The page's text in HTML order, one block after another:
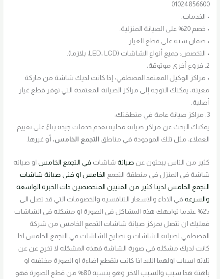
01024856600
• الخدمات:
• خصم 20% على الصيانة المنزلية.
• ضمان سنة على قطع الغيار.
• التخصص: جميع أنواع الشاشات (LED، LCD، بلازما).
2. فروع أخرى موثوقة:
• مراكز الوكيل المعتمد المصطفي: إذا كانت لديك شاشة من ماركة
معينة، يمكنك التوجه إلى مراكز الصيانة المعتمدة التي توفر قطع غيار
أصلية.
3. مراكز صيانة عامة في منطقتك:
يمكنك البحث عن مراكز صيانة محلية تقدم خدمات جيدة بناءً على تقييم
العملاء، مثل تلك الموجودة في مناطق التجمع الخامس، أو غيرها.
كثير من الناس يبحثون عن صيانة شاشات في التجمع الخامس او صيانه
شاشة في المنزل في منطقة التجمع الخامس او فني صيانة شاشات
التجمع الخامس لدينا كثير من الفنيين المتخصصين ذات الخبره الواسعه
والسرعه في الاداء والاسعار التنافسيه والخصومات التي قد تصل الى
25% عندما تواجهك هذه المشاكل في الصورة او مشكله في الشاشات
فعليك ان تتصل بمركز صيانة شاشات التجمع الخامس من شركة
المصطفي لصيانة الشاشات و تصليح الشاشات في التجمع الخامس اذا
كانت لديك مشكله في صورة الشاشة فهذه المشكله لا تخرج عن عن
ثلاثه اسباب اولهما الليد اذا كانت بتقطع اضاءة او الصورة مختفيه او
باهتة هذا سبب والسبب الاخر وهو بنسبه 80% من قطع الصورة فهو